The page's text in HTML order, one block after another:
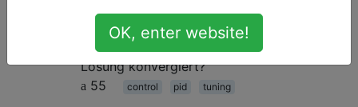
Strategien eignen sich gut, um ein stabiles
System zu erhalten, das zur richtigen
Lösung konvergiert?
55
control pid tuning
OK, enter website!